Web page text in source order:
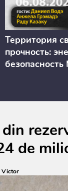
Территория
прочность:
de
Victor